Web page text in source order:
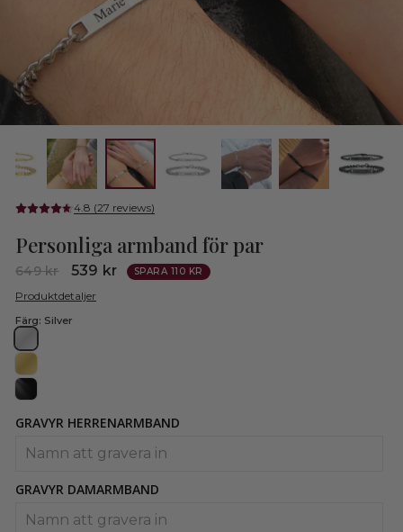
4.8 (27 reviews)
Personliga armband för par
Normalt
649 kr
Rea-
539 kr SPARA 110 KR
Produktdetaljer
Färg: Silver
GRAVYR HERRENARMBAND
GRAVYR DAMARMBAND